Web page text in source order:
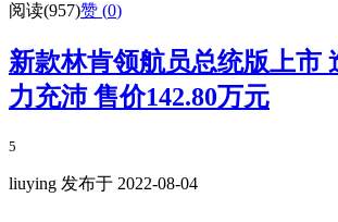
阅读(957)赞 (0)
新款林肯领航员总统版上市
力充沛 售价142.80万元
5
liuying 发布于 2022-08-04